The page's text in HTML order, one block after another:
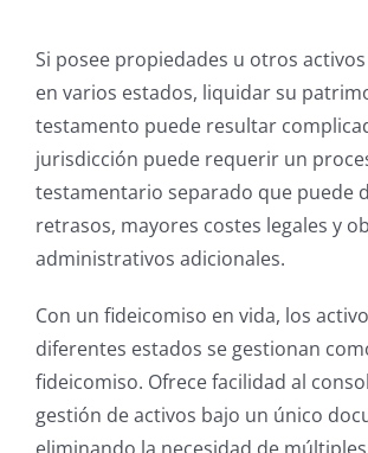
Si posee propiedades u otros
en varios estados, liquidar su
testamento puede resultar
jurisdicción puede requerir un
testamentario separado que puede
retrasos, mayores costes legales y
administrativos adicionales.
Con un fideicomiso en vida, los
diferentes estados se gestionan
fideicomiso. Ofrece facilidad al
gestión de activos bajo un único
eliminando la necesidad de múltiples